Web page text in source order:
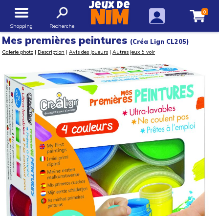
Shopping Recherche
Jeux de
NIM 0
Mes premières peintures (Créa Lign CL205)
Galerie photo | Description | Avis des joueurs | Autres jeux à voir